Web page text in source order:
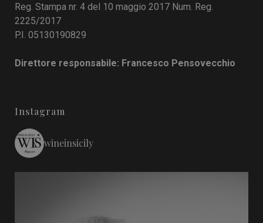
Reg. Stampa nr. 4 del 10 maggio 2017 Num. Reg.
2225/2017
P.I. 05130190829
Direttore responsabile: Francesco Pensovecchio
Instagram
wineinsicily